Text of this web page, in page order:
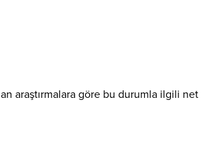
araştırmalara göre bu durumla ilgili net